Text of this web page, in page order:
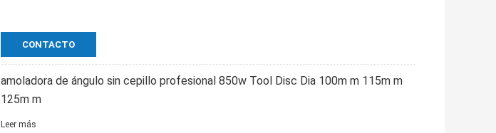
CONTACTO
amoladora de ángulo sin cepillo profesional 850w Tool Disc Dia 100m m 115m m
125m m
Leer más